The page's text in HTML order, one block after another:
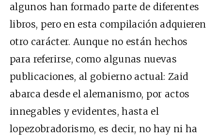
algunos han formado parte de diferentes
libros, pero en esta compilación adquieren
otro carácter. Aunque no están hechos
para referirse, como algunas nuevas
publicaciones, al gobierno actual: Zaid
abarca desde el alemanismo, por actos
innegables y evidentes, hasta el
lopezobradorismo, es decir, no hay ni ha